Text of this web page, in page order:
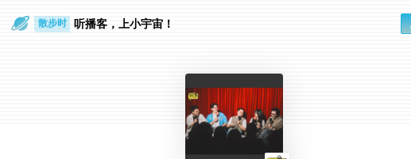
通勤路上 听播客，上小宇宙！